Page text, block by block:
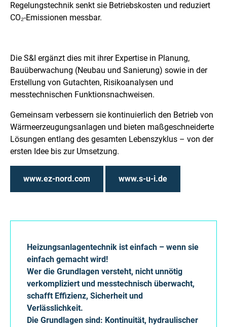
Regelungstechnik senkt sie Betriebskosten und reduziert
CO₂-Emissionen messbar.
Die S&I ergänzt dies mit ihrer Expertise in Planung,
Bauüberwachung (Neubau und Sanierung) sowie in der
Erstellung von Gutachten, Risikoanalysen und
messtechnischen Funktionsnachweisen.
Gemeinsam verbessern sie kontinuierlich den Betrieb von
Wärmeerzeugungsanlagen und bieten maßgeschneiderte
Lösungen entlang des gesamten Lebenszyklus – von der
ersten Idee bis zur Umsetzung.
www.ez-nord.com www.s-u-i.de
Heizungsanlagentechnik ist einfach – wenn sie
einfach gemacht wird!
Wer die Grundlagen versteht, nicht unnötig
verkompliziert und messtechnisch überwacht,
schafft Effizienz, Sicherheit und
Verlässlichkeit.
Die Grundlagen sind: Kontinuität, hydraulischer